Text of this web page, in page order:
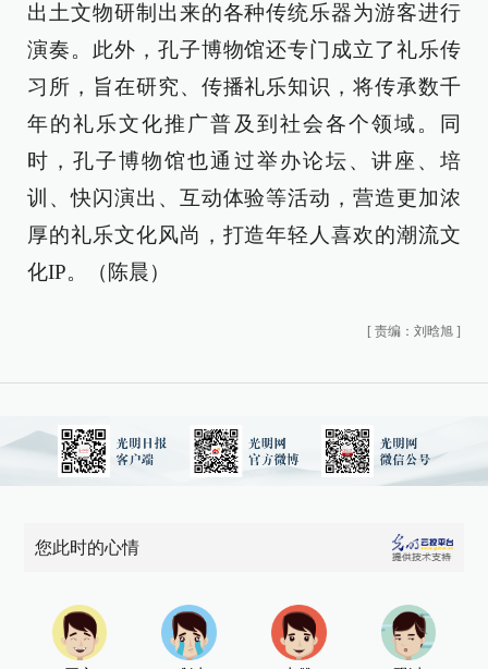
出土文物研制出来的各种传统乐器为游客进行
演奏。此外，孔子博物馆还专门成立了礼乐传
习所，旨在研究、传播礼乐知识，将传承数千
年的礼乐文化推广普及到社会各个领域。同
时，孔子博物馆也通过举办论坛、讲座、培
训、快闪演出、互动体验等活动，营造更加浓
厚的礼乐文化风尚，打造年轻人喜欢的潮流文
化IP。（陈晨）
[ 责编：刘晗旭 ]
您此时的心情